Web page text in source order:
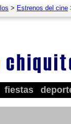
fiestas
> Estrenos del cine